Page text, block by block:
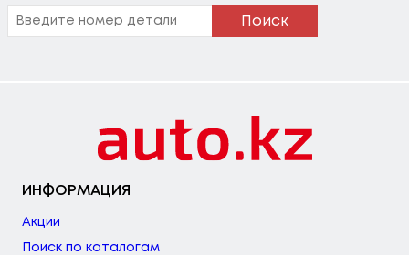
Поиск
ИНФОРМАЦИЯ
Акции
Поиск по каталогам